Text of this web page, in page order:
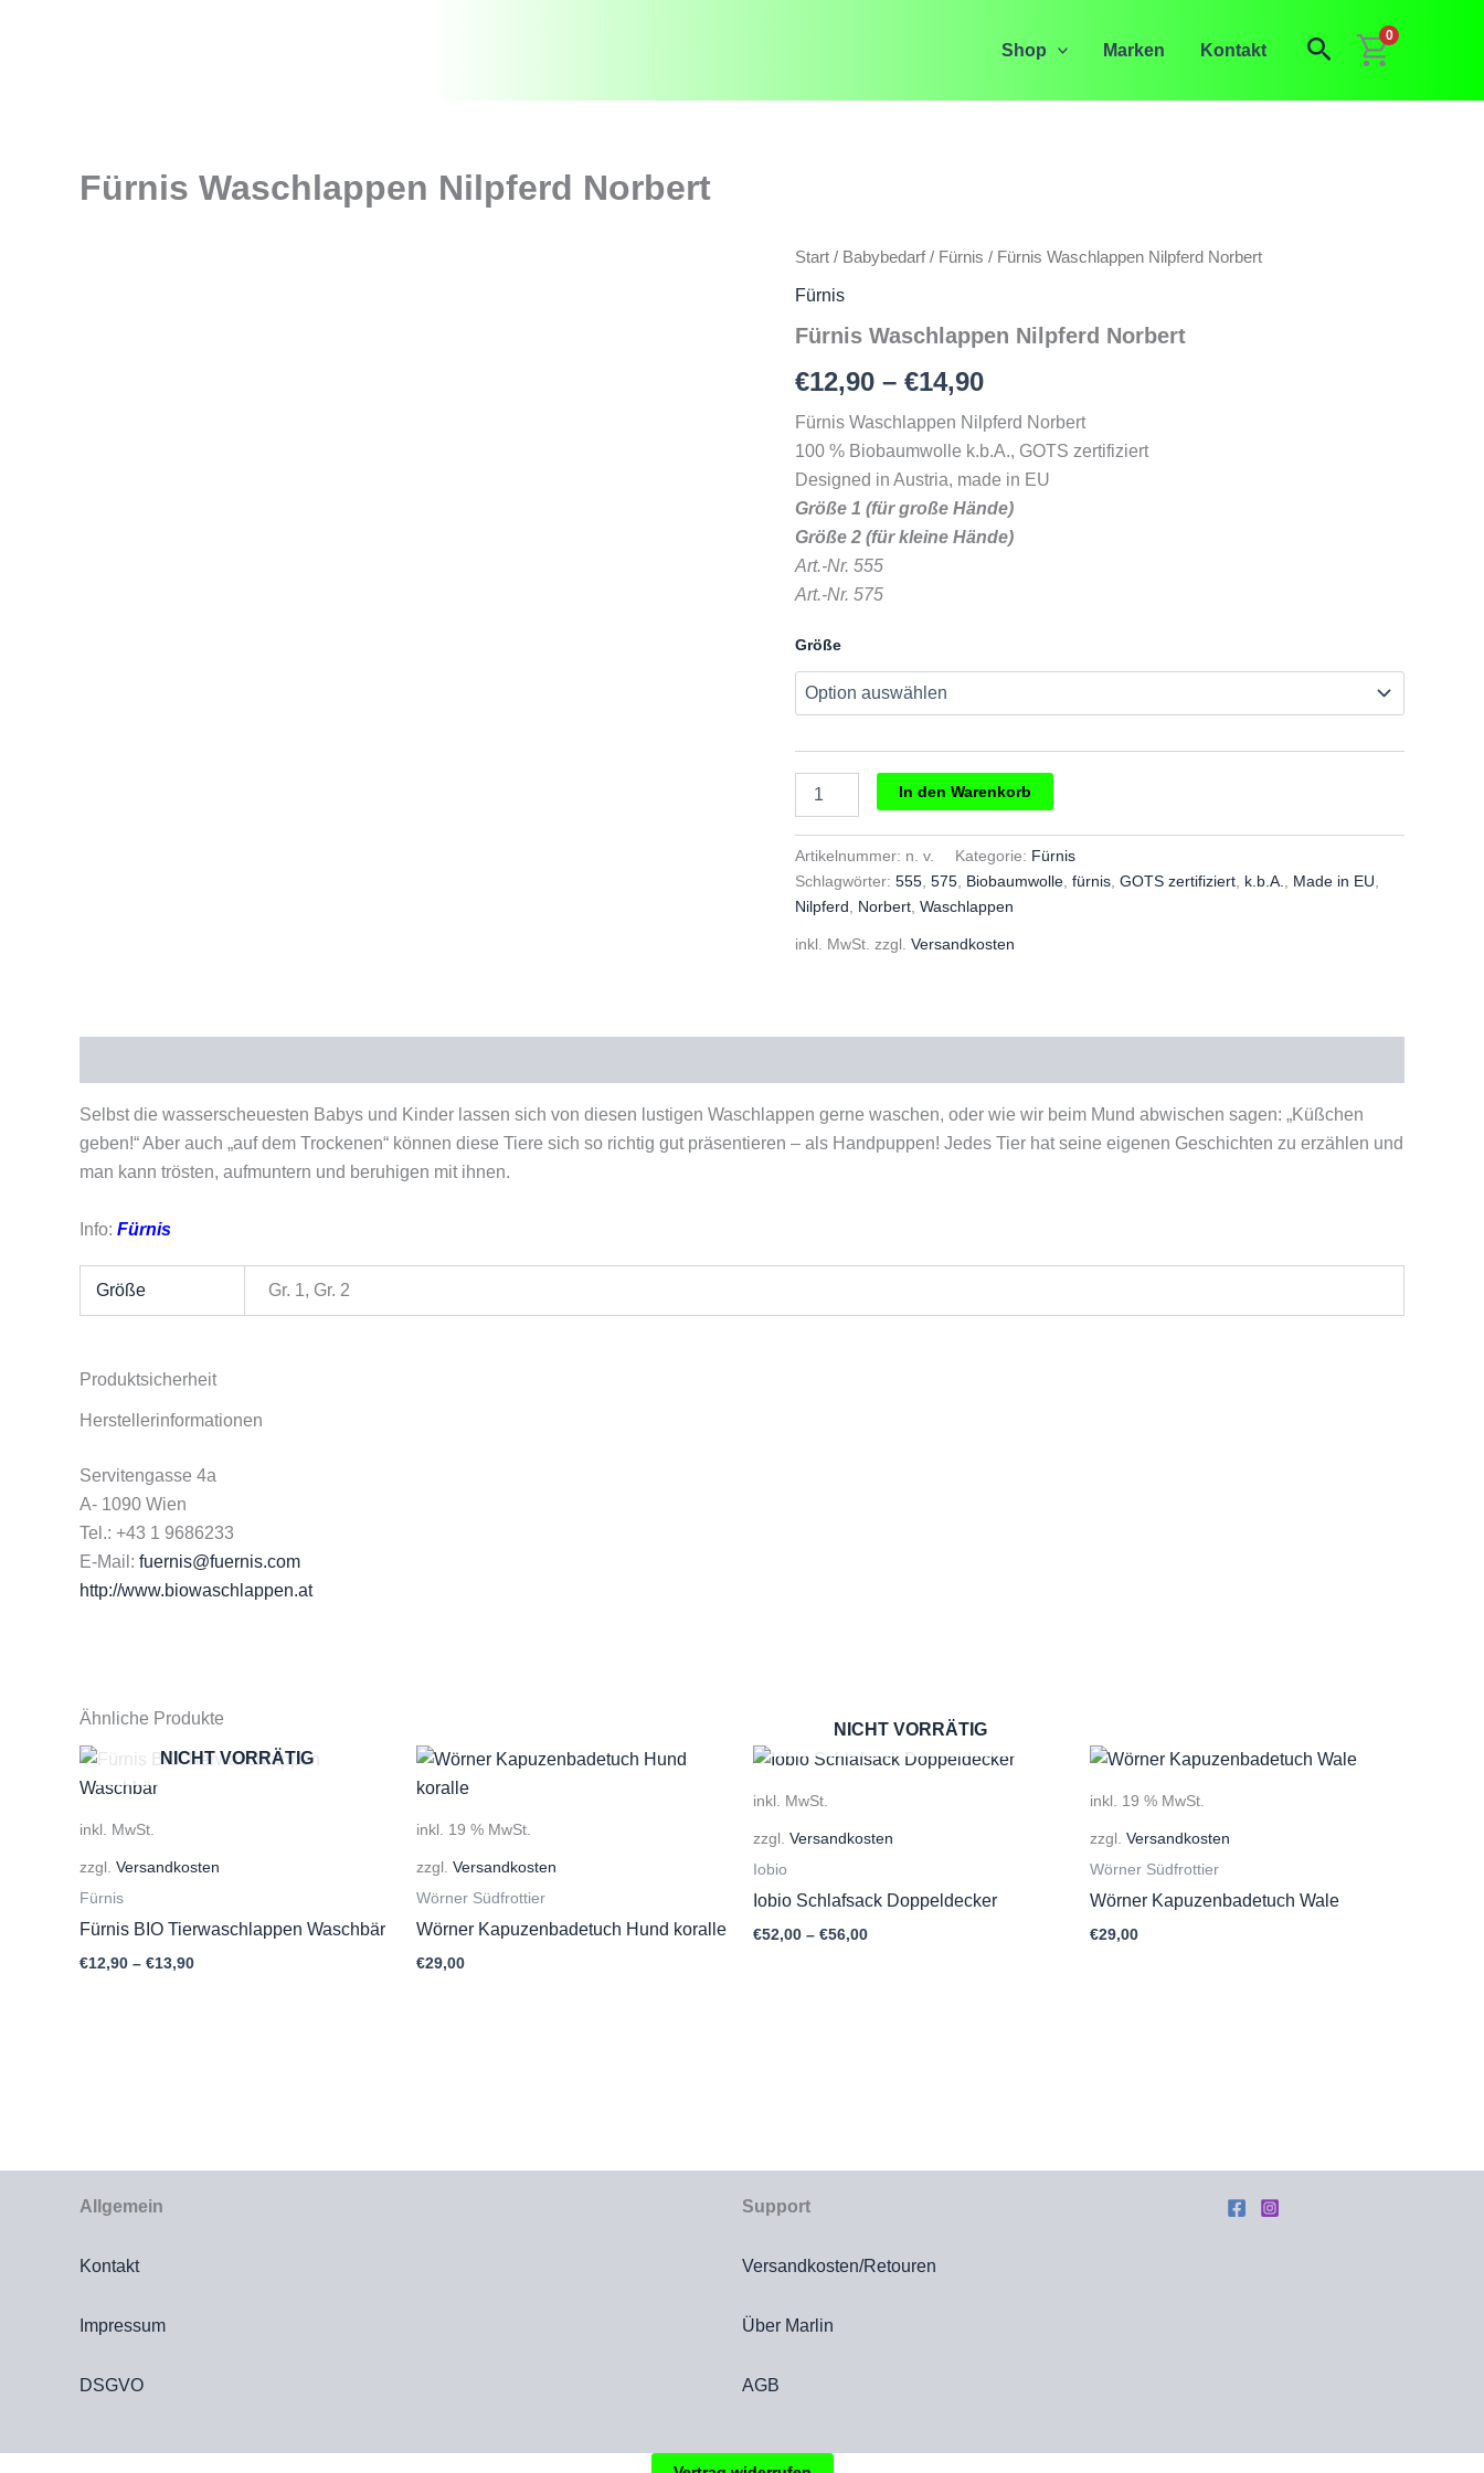
Shop Marken Kontakt Suchen
0
Fürnis Waschlappen Nilpferd Norbert
Start / Babybedarf/ Fürnis / Fürnis Waschlappen Nilpferd Norbert
Fürnis
Fürnis Waschlappen Nilpferd Norbert
€12,90 – €14,90
Fürnis Waschlappen Nilpferd Norbert
100 % Biobaumwolle k.b.A., GOTS zertifiziert
Designed in Austria, made in EU
Größe 1 (für große Hände)
Größe 2 (für kleine Hände)
Art.-Nr. 555
Art.-Nr. 575
Größe
Waschlappen
Norbert
In den Warenkorb
Artikelnummer: n. v. Kategorie: Fürnis
Schlagwörter: 555 575 Biobaumwolle fürnis GOTS zertifiziert k.b.A. Made in EU
Nilpferd
Norbert Waschlappen
inkl. MwSt. zzgl. Versandkosten
Selbst die wasserscheuesten Babys und Kinder lassen sich von diesen lustigen Waschlappen gerne waschen, oder wie wir beim Mund abwischen sagen: „Küßchen
geben!“ Aber auch „auf dem Trockenen“ können diese Tiere sich so richtig gut präsentieren – als Handpuppen! Jedes Tier hat seine eigenen Geschichten zu erzählen und
man kann trösten, aufmuntern und beruhigen mit ihnen.
Info: Fürnis
Größe Gr. 1, Gr. 2
Produktsicherheit
Herstellerinformationen
Servitengasse 4a
A- 1090 Wien
Tel.: +43 1 9686233
E-Mail: fuernis@fuernis.com
http://www.biowaschlappen.at
Ähnliche Produkte
NICHT VORRÄTIG
inkl. MwSt.
zzgl. Versandkosten
Fürnis
Fürnis BIO Tierwaschlappen Waschbär
€12,90 – €13,90
inkl. 19 % MwSt.
zzgl. Versandkosten
Wörner Südfrottier
Wörner Kapuzenbadetuch Hund koralle
€29,00
NICHT VORRÄTIG
inkl. MwSt.
zzgl. Versandkosten
Iobio
Iobio Schlafsack Doppeldecker
€52,00 – €56,00
inkl. 19 % MwSt.
zzgl. Versandkosten
Wörner Südfrottier
Wörner Kapuzenbadetuch Wale
€29,00
Allgemein
Kontakt
Impressum
DSGVO
Support
Versandkosten/Retouren
Über Marlin
AGB